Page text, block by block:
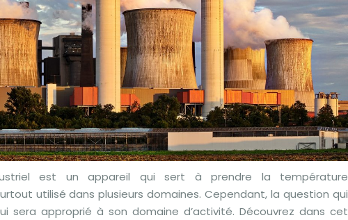
est un appareil qui sert à prendre la température
utilisé dans plusieurs domaines. Cependant, la question qui
sera approprié à son domaine d’activité. Découvrez dans cet